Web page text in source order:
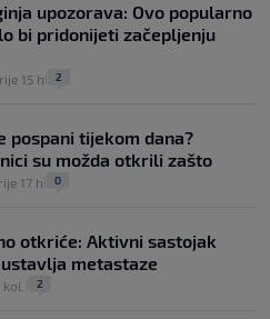
upozorava: Ovo popularno
bi pridonijeti začepljenju
15 h 2
pospani tijekom dana?
su možda otkrili zašto
17 h 0
otkriće: Aktivni sastojak
metastaze
kol. 2